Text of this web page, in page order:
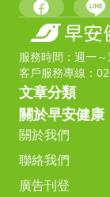
服務時間：週一
客戶服務專線：
文章分類
關於早安健康
關於我們
聯絡我們
廣告刊登